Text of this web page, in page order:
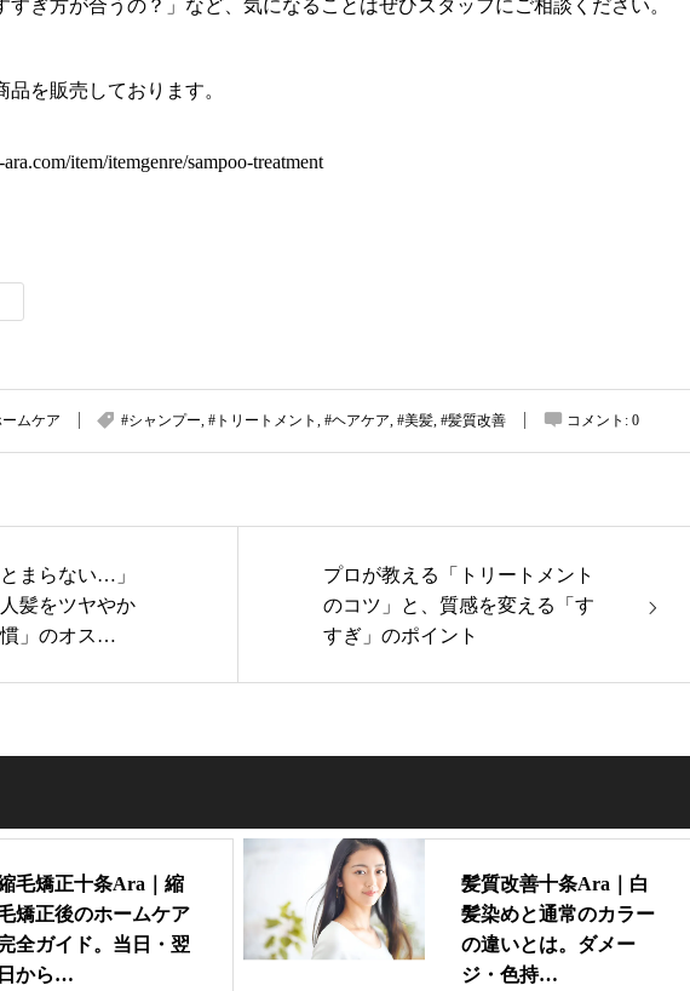
すぎ方が合うの？」など、気になることはぜひスタッフにご相談ください。
を販売しております。
item/itemgenre/sampoo-treatment
ムケア #シャンプー, #トリートメント , #ヘアケア, #美髪, #髪質改善 コメント: 0
まらない…」
髪をツヤやか
」のオス…
プロが教える「トリートメント
のコツ」と、質感を変える「す
すぎ」のポイント
毛矯正十条Ara｜縮
矯正後のホームケア
全ガイド。当日・翌
日から…
髪質改善十条Ara｜白
髪染めと通常のカラー
の違いとは。ダメー
ジ・色持…